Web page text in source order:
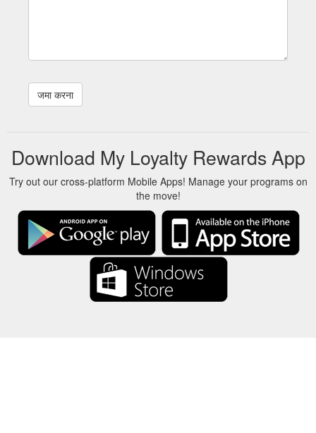
Download My Loyalty Rewards App
Try out our cross-platform Mobile Apps! Manage your programs on
the move!